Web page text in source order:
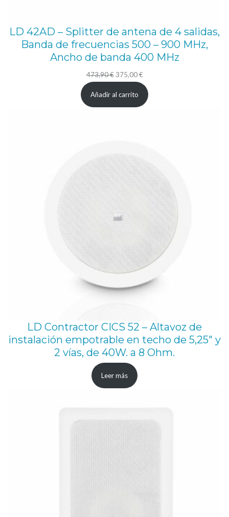
LD 42AD – Splitter de antena de 4 salidas,
Banda de frecuencias 500 – 900 MHz,
Ancho de banda 400 MHz
473,90€ El
375,00€El
precio
actual
Añadir al carrito
LD Contractor CICS 52 – Altavoz de
instalación empotrable en techo de 5,25″ y
2 vías, de 40W. a 8 Ohm.
Leer más